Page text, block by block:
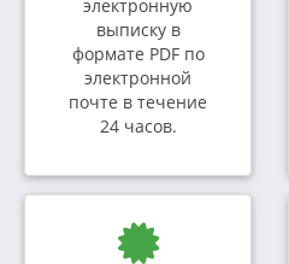
электронную
выписку в
формате PDF по
электронной
почте в течение
24 часов.